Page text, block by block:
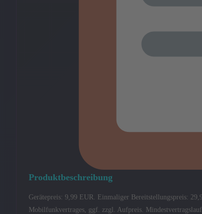
Produktbeschreibung
Gerätepreis: 9,99 EUR. Einmaliger Bereitstellungspreis:
Mobilfunkvertrages, ggf. zzgl. Aufpreis.